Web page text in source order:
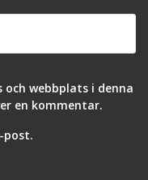
webbplats i denna
en kommentar.
post.